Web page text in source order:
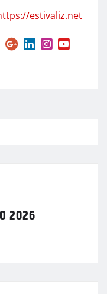
estivaliz.net
2026